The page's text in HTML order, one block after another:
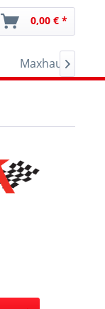
0,00 € *
Maxhaust
